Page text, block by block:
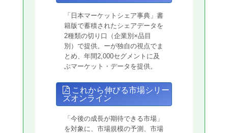
「日本マーケットシェア事典」書
籍版で蓄積されたシェアデータを
2種類の切り口（企業別×品目
別）で提供。ーが独自の視点でま
とめ、年間2,000セグメントに及
ぶマーケット・データを提供。
これから伸びる市場シリー
ズオンライン
「今後の成長が期待できる市場」
を対象に、市場規模の予測、市場